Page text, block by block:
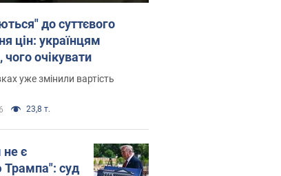
до суттєвого
цін: українцям
чого очікувати
уже змінили вартість
23,8 т.
не є
Трампа": суд